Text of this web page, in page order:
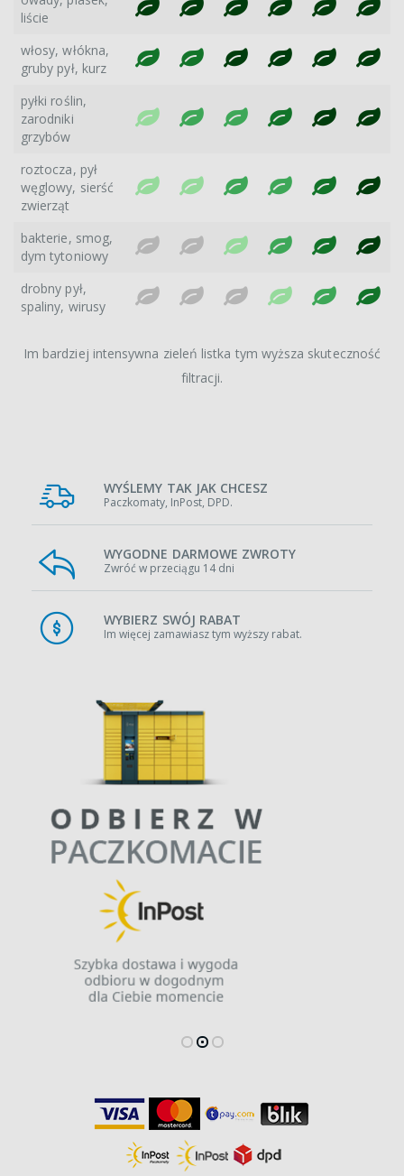
liście
włosy, włókna,
gruby pył, kurz
pyłki roślin,
zarodniki
grzybów
roztocza, pył
węglowy, sierść
zwierząt
bakterie, smog,
dym tytoniowy
drobny pył,
spaliny, wirusy
Im bardziej intensywna zieleń listka tym wyższa skuteczność
filtracji.
WYŚLEMY TAK JAK CHCESZ
Paczkomaty, InPost, DPD.
WYGODNE DARMOWE ZWROTY
Zwróć w przeciągu 14 dni
WYBIERZ SWÓJ RABAT
Im więcej zamawiasz tym wyższy rabat.